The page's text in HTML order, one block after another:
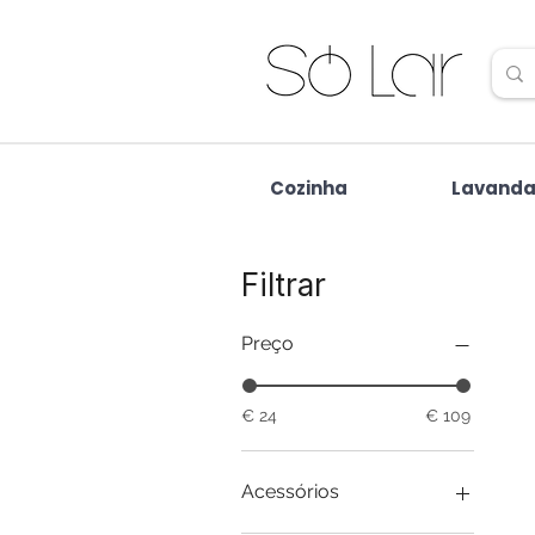
Cozinha
Filtrar
Preço
€ 24 € 109
Acessórios